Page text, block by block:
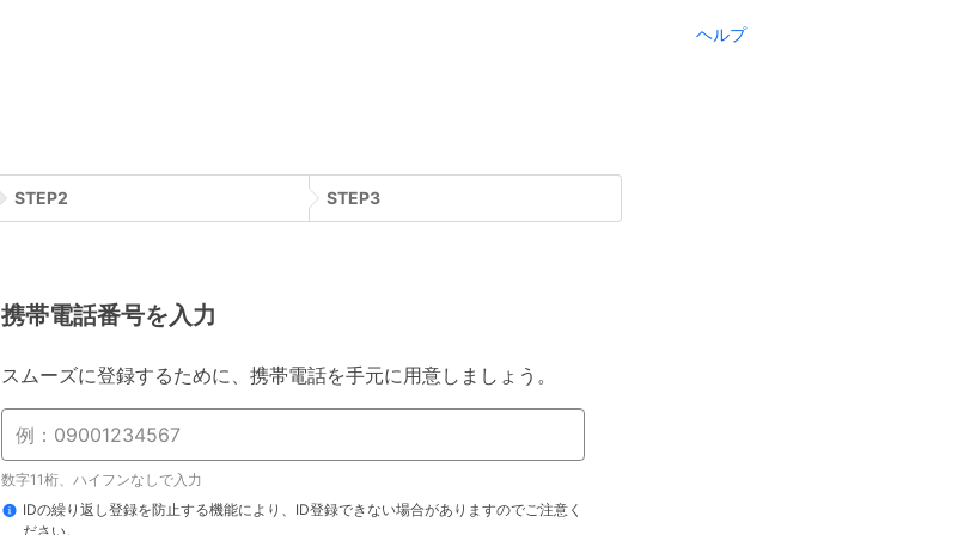
ヘルプ
STEP2 STEP3
携帯電話番号を入力
スムーズに登録するために、携帯電話を手元に用意しましょう。
数字11桁、ハイフンなしで入力
IDの繰り返し登録を防止する機能により、ID登録できない場合がありますのでご注意く
ださい。